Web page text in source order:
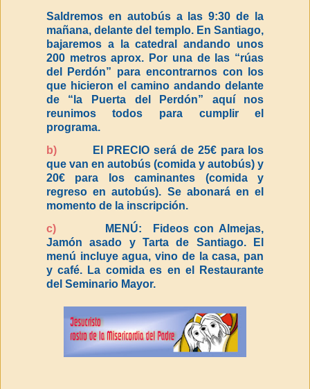
Saldremos en autobús a las 9:30 de la
mañana, delante del templo. En Santiago,
bajaremos a la catedral andando unos
200 metros aprox. Por una de las “rúas
del Perdón” para encontrarnos con los
que hicieron el camino andando delante
de “la Puerta del Perdón” aquí nos
reunimos todos para cumplir el
programa.
b)El PRECIO será de 25€ para los
que van en autobús (comida y autobús) y
20€ para los caminantes (comida y
regreso en autobús). Se abonará en el
momento de la inscripción.
c)MENÚ: Fideos con Almejas,
Jamón asado y Tarta de Santiago. El
menú incluye agua, vino de la casa, pan
y café. La comida es en el Restaurante
del Seminario Mayor.